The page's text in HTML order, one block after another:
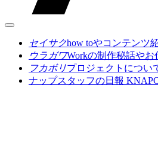
セイサクhow toやコンテンツ
ウラガワWorkの制作秘話や
フカボリプロジェクトについ
ナップスタッフの日報